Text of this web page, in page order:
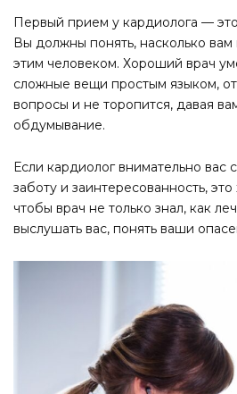
Первый прием у кардиолога —
Вы должны понять, насколько
этим человеком. Хороший врач
сложные вещи простым языком,
вопросы и не торопится, давая
обдумывание.
Если кардиолог внимательно вас
заботу и заинтересованность,
чтобы врач не только знал, как
выслушать вас, понять ваши